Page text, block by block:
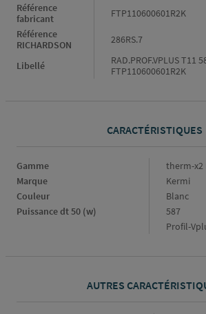
Référence
fabricant
FTP110600601R2K
Référence
RICHARDSON
286RS.7
Libellé
RAD.PROF.VPLUS T11
FTP110600601R2K
CARACTÉRISTIQUES
Caractéristiques
Gamme
therm-x2
Marque
Kermi
Couleur
Blanc
Puissance dt 50 (w)
587
Profil-
AUTRES